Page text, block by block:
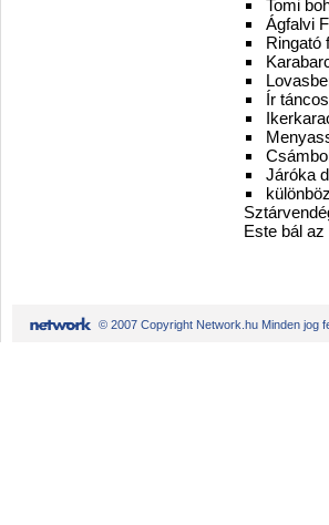
Tomi
Ágfalvi
Ringató
Ír
Járóka
Este bál az
© 2007 Copyright Network.hu Minden jog